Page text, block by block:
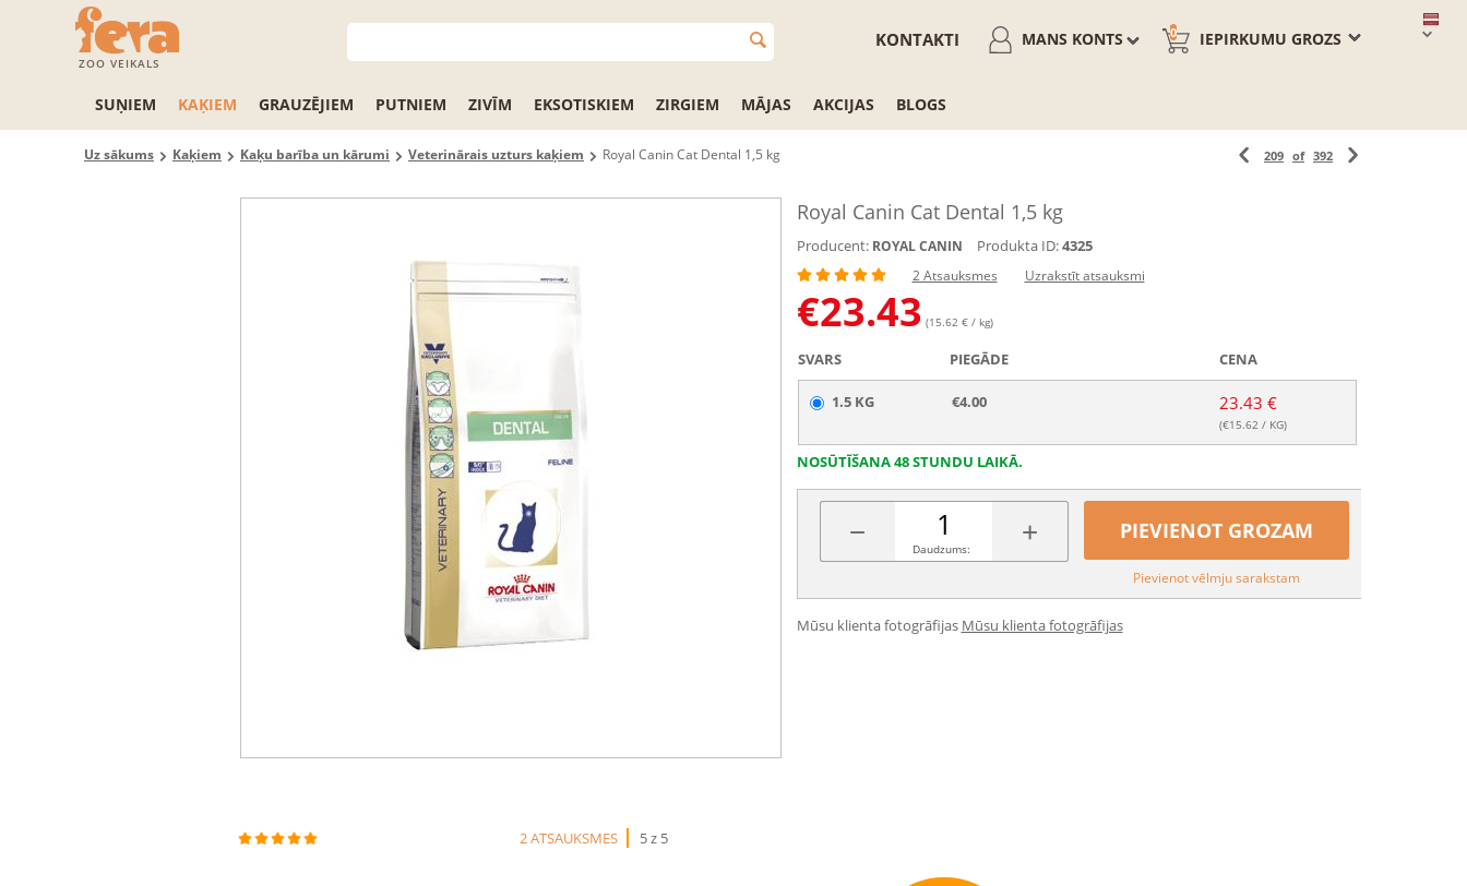
ZOO VEIKALS
IEPIRKUMU GROZS
0
MANS KONTS
KONTAKTI
SUŅIEM KAĶIEM GRAUZĒJIEM PUTNIEM ZIVĪM EKSOTISKIEM ZIRGIEM MĀJAS AKCIJAS BLOGS
Uz sākums Kaķiem Kaķu barība un kārumi Veterinārais uzturs kaķiem Royal Canin Cat Dental 1,5 kg 209 of 392
Royal Canin Cat Dental 1,5 kg
Producent: ROYAL CANIN Produkta ID:4325
2 Atsauksmes Uzrakstīt atsauksmi
€23.43 (15.62 € / kg)
SVARS PIEGĀDE CENA
1.5 KG €4.00 23.43 €
(€15.62 / KG)
NOSŪTĪŠANA 48 STUNDU LAIKĀ.
− +
Daudzums:
PIEVIENOT GROZAM
Pievienot vēlmju sarakstam
Mūsu klienta fotogrāfijas Mūsu klienta fotogrāfijas
2 ATSAUKSMES 5 z 5